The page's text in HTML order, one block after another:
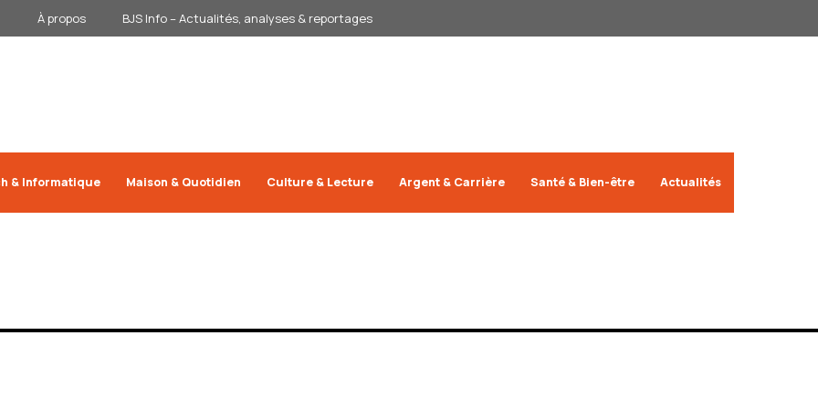
À propos BJS Info – Actualités, analyses & reportages
& Informatique Maison & Quotidien Culture & Lecture Argent & Carrière Santé & Bien-être Actualités